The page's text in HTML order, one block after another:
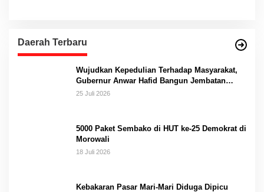
Daerah Terbaru
Wujudkan Kepedulian Terhadap Masyarakat,
Gubernur Anwar Hafid Bangun Jembatan
Gantung Masungkang dengan Dana Pribadi
25 Juli 2026
5000 Paket Sembako di HUT ke-25 Demokrat di
Morowali
18 Juli 2026
Kebakaran Pasar Mari-Mari Diduga Dipicu